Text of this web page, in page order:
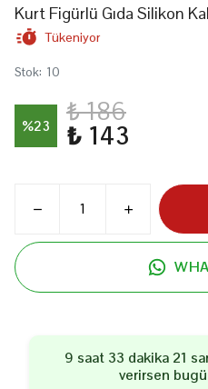
Kurt Figürlü Gıda Silikon
Tükeniyor
Stok: 10
%23 ₺ 186
₺ 143
9 saat 33 dakika 21
verirsen